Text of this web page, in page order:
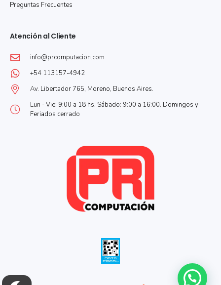
Preguntas Frecuentes
Atención al Cliente
info@prcomputacion.com
+54 113157-4942
Av. Libertador 765, Moreno, Buenos Aires.
Lun - Vie: 9:00 a 18 hs. Sábado: 9:00 a 16:00. Domingos y
Feriados cerrado